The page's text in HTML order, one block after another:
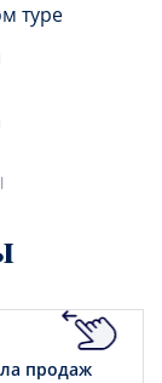
туре
продаж